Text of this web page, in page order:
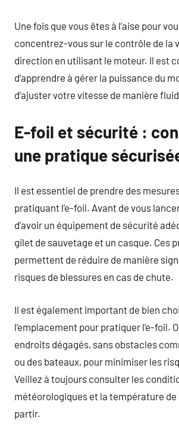
Une fois que vous êtes à l’aise pour
concentrez-vous sur le contrôle de la
direction en utilisant le moteur. Il est
d’apprendre à gérer la puissance du
d’ajuster votre vitesse de manière
E-foil et sécurité :
une pratique
Il est essentiel de prendre des
pratiquant l’e-foil. Avant de vous
d’avoir un équipement de sécurité
gilet de sauvetage et un casque. Ces
permettent de réduire de manière
risques de blessures en cas de chute.
Il est également important de bien
l’emplacement pour pratiquer l’e-foil.
endroits dégagés, sans obstacles
ou des bateaux, pour minimiser les
Veillez à toujours consulter les
météorologiques et la température de
partir.